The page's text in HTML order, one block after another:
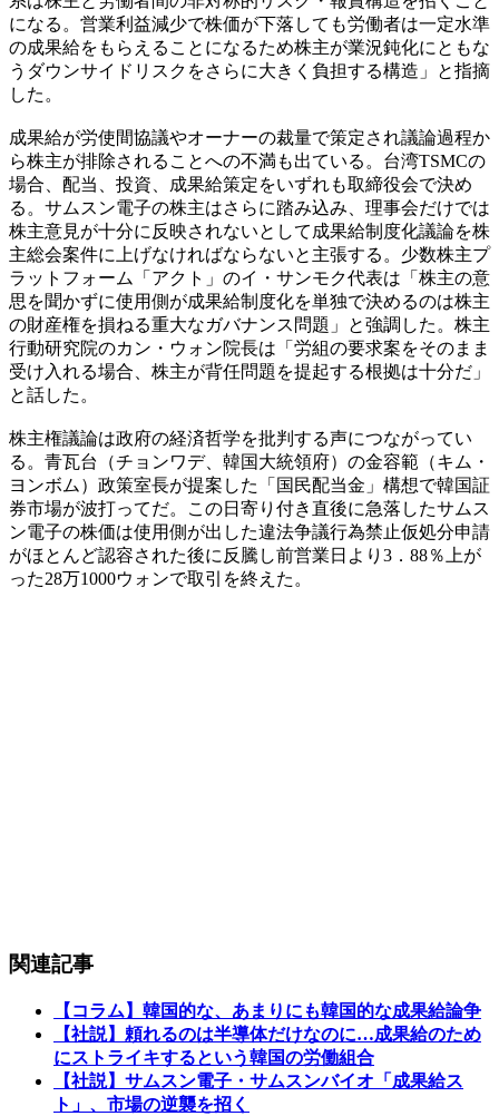
になる。営業利益減少で株価が下落しても労働者は一定水準
の成果給をもらえることになるため株主が業況鈍化にともな
うダウンサイドリスクをさらに大きく負担する構造」と指摘
した。
成果給が労使間協議やオーナーの裁量で策定され議論過程か
ら株主が排除されることへの不満も出ている。台湾TSMCの
場合、配当、投資、成果給策定をいずれも取締役会で決め
る。サムスン電子の株主はさらに踏み込み、理事会だけでは
株主意見が十分に反映されないとして成果給制度化議論を株
主総会案件に上げなければならないと主張する。少数株主プ
ラットフォーム「アクト」のイ・サンモク代表は「株主の意
思を聞かずに使用側が成果給制度化を単独で決めるのは株主
の財産権を損ねる重大なガバナンス問題」と強調した。株主
行動研究院のカン・ウォン院長は「労組の要求案をそのまま
受け入れる場合、株主が背任問題を提起する根拠は十分だ」
と話した。
株主権議論は政府の経済哲学を批判する声につながってい
る。青瓦台（チョンワデ、韓国大統領府）の金容範（キム・
ヨンボム）政策室長が提案した「国民配当金」構想で韓国証
券市場が波打ってだ。この日寄り付き直後に急落したサムス
ン電子の株価は使用側が出した違法争議行為禁止仮処分申請
がほとんど認容された後に反騰し前営業日より3．88％上が
った28万1000ウォンで取引を終えた。
関連記事
【コラム】韓国的な、あまりにも韓国的な成果給論争
【社説】頼れるのは半導体だけなのに…成果給のため
にストライキするという韓国の労働組合
【社説】サムスン電子・サムスンバイオ「成果給ス
ト」、市場の逆襲を招く